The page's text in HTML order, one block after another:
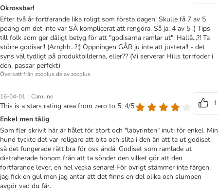
Okrossbar!
Efter två år fortfarande lika roligt som första dagen! Skulle få 7 av 5
poäng om det inte var SÅ komplicerat att rengöra. Så ja: 4 av 5 :) Tips
till folk som ger dåligt betyg för att "godisarna ramlar ut": Hallå...?! Ta
större godisar!! (Arrghh...?!) Öppningen GÅR ju inte att justera!! - det
syns väl tydligt på produktbilderna, eller?? (Vi serverar Hills torrfoder i
den, passar perfekt)
Översatt från zooplus.de av zooplus
16-04-01 | Caroline
This is a stars rating area from zero to 5: 4/5
1
Enkel men tålig
Som fler skrivit här är hålet för stort och "labyrinten" inuti för enkel. Min
hund tyckte det var roligare att bita och slita i den än att ta ut godiset
så det fungerade rätt bra för oss ändå. Godiset som ramlade ut
distraherade honom från att ta sönder den vilket gör att den
fortfarande lever, en hel vecka senare! För övrigt stämmer inte färgen,
jag fick en gul men jag antar att det finns en del olika och slumpen
avgör vad du får.